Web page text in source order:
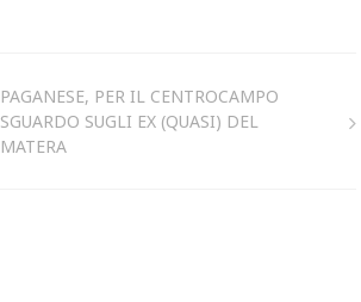
PAGANESE, PER IL CENTROCAMPO
SGUARDO SUGLI EX (QUASI) DEL
MATERA